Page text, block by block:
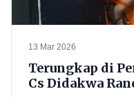
13 Mar 2026
Terungkap di
Cs Didakwa